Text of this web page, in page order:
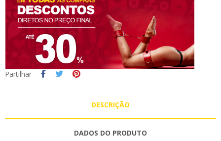
Partilhar
DESCRIÇÃO
DADOS DO PRODUTO